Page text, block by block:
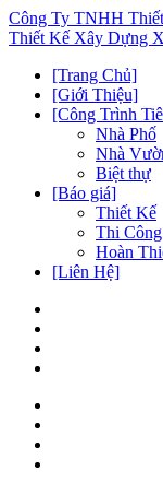
Công Ty TNHH
Thiết Kế Xây Dựng
[Trang Chủ]
[Giới Thiệu]
[Công Trình
Nhà Phố
Nhà
Biệt thự
[Báo giá]
Thiết Kế
Thi Công
Hoàn
[Liên Hệ]